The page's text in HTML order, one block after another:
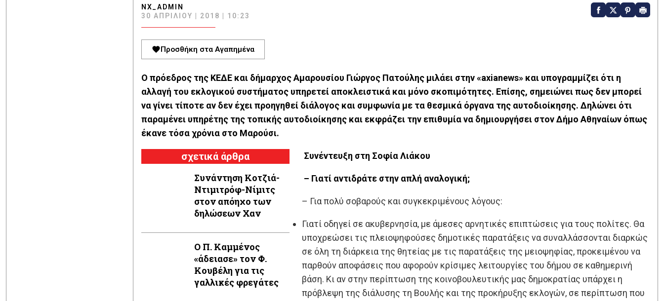
NX_ADMIN
30 ΑΠΡΙΛΊΟΥ | 2018 | 10:23
Προσθήκη στα Αγαπημένα
Ο πρόεδρος της ΚΕΔΕ και δήμαρχος Αμαρουσίου Γιώργος Πατούλης μιλάει στην «axianews» και υπογραμμίζει ότι η
αλλαγή του εκλογικού συστήματος υπηρετεί αποκλειστικά και μόνο σκοπιμότητες. Επίσης, σημειώνει πως δεν μπορεί
να γίνει τίποτε αν δεν έχει προηγηθεί διάλογος και συμφωνία με τα θεσμικά όργανα της αυτοδιοίκησης. Δηλώνει ότι
παραμένει υπηρέτης της τοπικής αυτοδιοίκησης και εκφράζει την επιθυμία να δημιουργήσει στον Δήμο Αθηναίων όπως
έκανε τόσα χρόνια στο Μαρούσι.
σχετικά άρθρα
Συνάντηση Κοτζιά-
Ντιμιτρόφ-Νίμιτς
στον απόηχο των
δηλώσεων Χαν
Ο Π. Καμμένος
«άδειασε» τον Φ.
Κουβέλη για τις
γαλλικές φρεγάτες
Συνέντευξη στη Σοφία Λιάκου
– Γιατί αντιδράτε στην απλή αναλογική;
– Για πολύ σοβαρούς και συγκεκριμένους λόγους:
Γιατί οδηγεί σε ακυβερνησία, με άμεσες αρνητικές επιπτώσεις για τους πολίτες. Θα
υποχρεώσει τις πλειοψηφούσες δημοτικές παρατάξεις να συναλλάσσονται διαρκώς
σε όλη τη διάρκεια της θητείας με τις παρατάξεις της μειοψηφίας, προκειμένου να
παρθούν αποφάσεις που αφορούν κρίσιμες λειτουργίες του δήμου σε καθημερινή
βάση. Κι αν στην περίπτωση της κοινοβουλευτικής μας δημοκρατίας υπάρχει η
πρόβλεψη της διάλυσης τη Βουλής και της προκήρυξης εκλογών, σε περίπτωση που